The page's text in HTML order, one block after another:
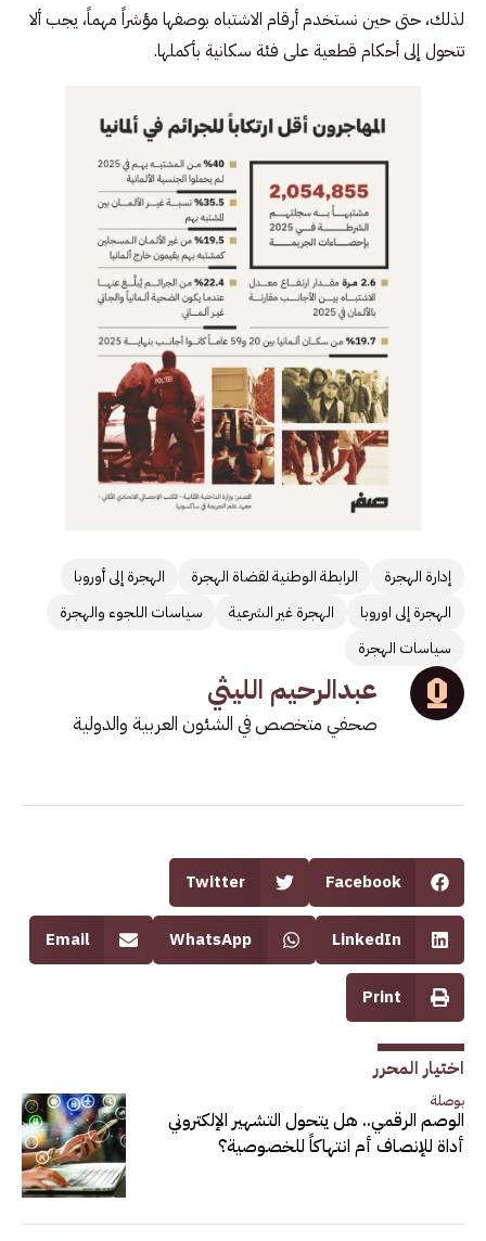
لذلك، حتى حين نستخدم أرقام الاشتباه بوصفها مؤشراً مهماً، يجب ألا
تتحول إلى أحكام قطعية على فئة سكانية بأكملها.
إدارة الهجرة الرابطة الوطنية لقضاة الهجرة
الهجرة إلى أوروبا
الهجرة إلى اوروبا
الهجرة غير الشرعية
سياسات اللجوء والهجرة
سياسات الهجرة
عبدالرحيم الليثي
صحفي متخصص في الشئون العربية والدولية
Facebook
Twitter
LinkedIn
WhatsApp
Email
Print
اختيار المحرر
بوصلة
الوصم الرقمي.. هل يتحول التشهير الإلكتروني
أداة للإنصاف أم انتهاكاً للخصوصية؟